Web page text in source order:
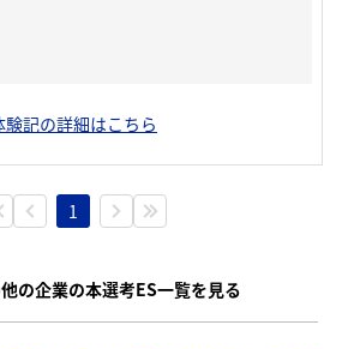
験記の詳細はこちら
1
の企業の本選考ES一覧を見る